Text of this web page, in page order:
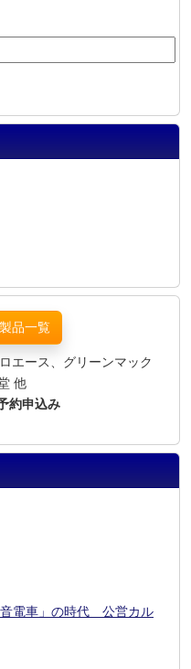
品一覧
エース、グリーンマック
他
約申込み
電車」の時代 公営カル